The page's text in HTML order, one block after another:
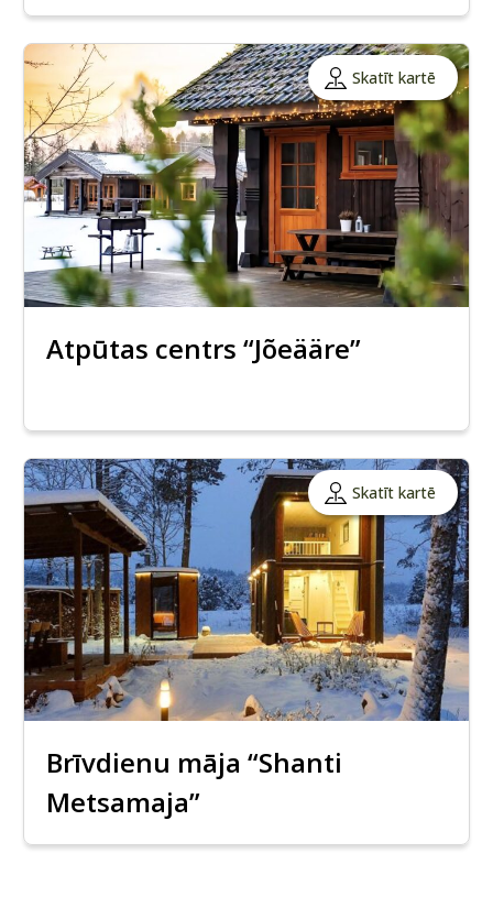
Skatīt kartē
Atpūtas centrs “Jõeääre”
Skatīt kartē
Brīvdienu māja “Shanti
Metsamaja”